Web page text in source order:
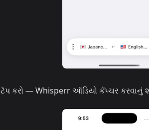
ટૅપ કરો — Whisperr ઑડિયો કૅપ્ચર